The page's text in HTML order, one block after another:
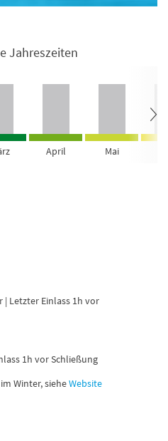
Jahreszeiten
April Mai
| Letzter Einlass 1h vor
1h vor Schließung
Winter, sieheWebsite